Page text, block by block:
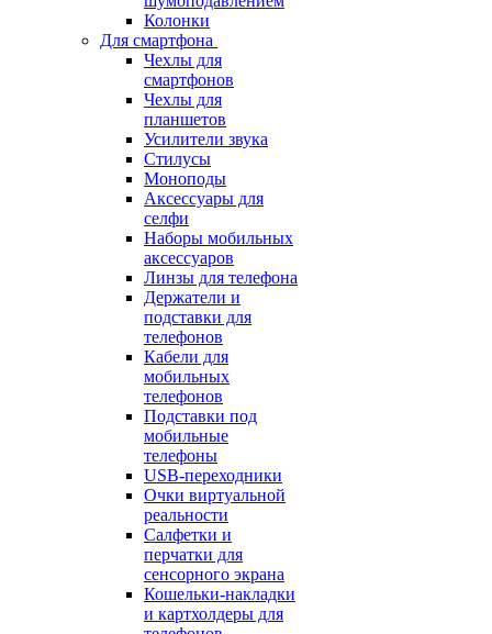
Колонки
Для смартфона
Чехлы для
смартфонов
Чехлы для
планшетов
Усилители звука
Стилусы
Моноподы
Аксессуары для
селфи
Наборы мобильных
аксессуаров
Линзы для телефона
Держатели и
подставки для
телефонов
Кабели для
мобильных
телефонов
Подставки под
мобильные
телефоны
USB-переходники
Очки виртуальной
реальности
Салфетки и
перчатки для
сенсорного экрана
Кошельки-накладки
и картхолдеры для